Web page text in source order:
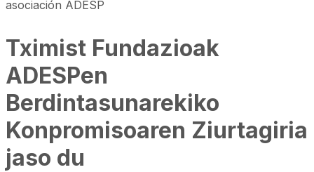
Tximist Fundazioak
ADESPen
Berdintasunarekiko
Konpromisoaren Ziurtagiria
jaso du